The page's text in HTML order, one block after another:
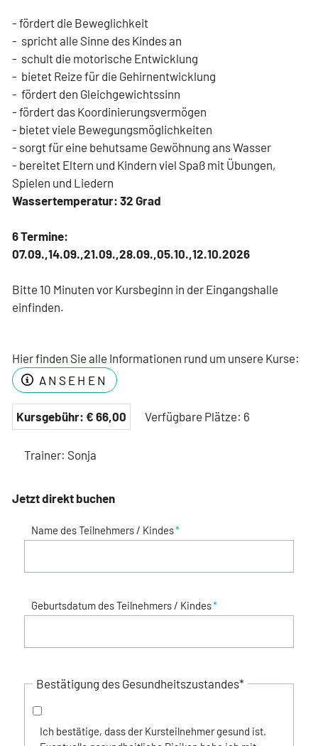
BALNEO und Heimat-Joker
Werben im BALNEO
KONTAKT & RECHTLICHES
Kontakt
WLAN-nutzungsbedingungen
Impressum
Datenschutz
- fördert die Beweglichkeit
- spricht alle Sinne des Kindes an
- schult die motorische Entwicklung
- bietet Reize für die Gehirnentwicklung
- fördert den Gleichgewichtssinn
- fördert das Koordinierungsvermögen
- bietet viele Bewegungsmöglichkeiten
- sorgt für eine behutsame Gewöhnung ans Wasser
- bereitet Eltern und Kindern viel Spaß mit Übungen,
Spielen und Liedern
Wassertemperatur: 32 Grad
6 Termine:
07.09.,14.09.,21.09.,28.09.,05.10.,12.10.2026
Bitte 10 Minuten vor Kursbeginn in der Eingangshalle
einfinden.
Hier finden Sie alle Informationen rund um unsere Kurse:
ANSEHEN
Kursgebühr: € 66,00 Verfügbare Plätze: 6
Trainer: Sonja
Jetzt direkt buchen
Name des Teilnehmers / Kindes*
Geburtsdatum des Teilnehmers / Kindes*
Bestätigung des Gesundheitszustandes*
Ich bestätige, dass der Kursteilnehmer gesund ist.